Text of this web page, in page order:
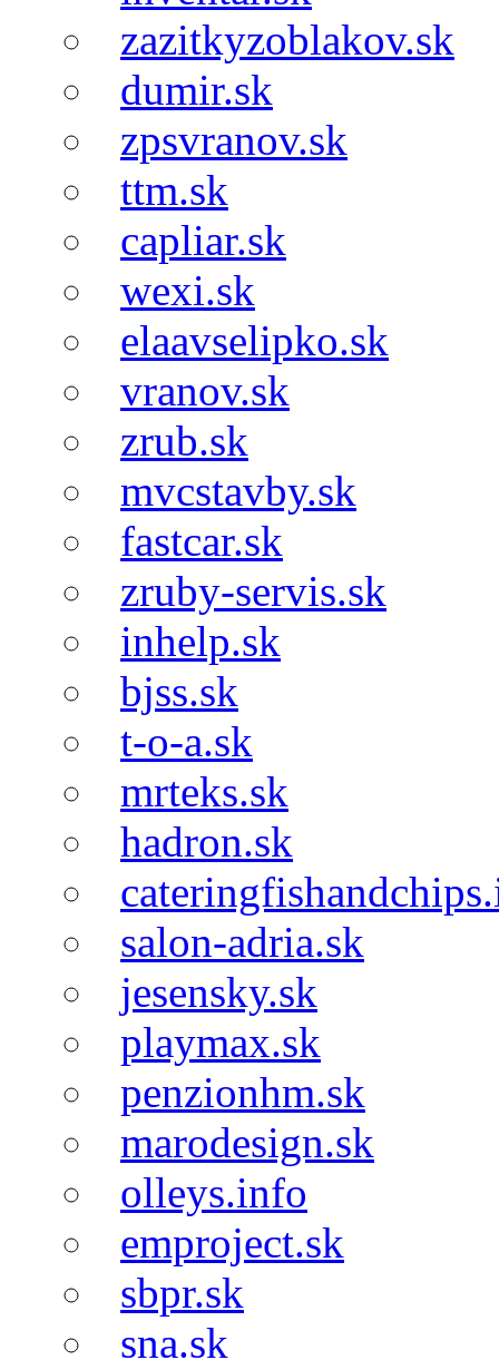
zazitkyzoblakov.sk
dumir.sk
zpsvranov.sk
ttm.sk
capliar.sk
wexi.sk
elaavselipko.sk
vranov.sk
zrub.sk
mvcstavby.sk
fastcar.sk
zruby-servis.sk
inhelp.sk
bjss.sk
t-o-a.sk
mrteks.sk
hadron.sk
salon-adria.sk
jesensky.sk
playmax.sk
penzionhm.sk
marodesign.sk
olleys.info
emproject.sk
sbpr.sk
sna.sk